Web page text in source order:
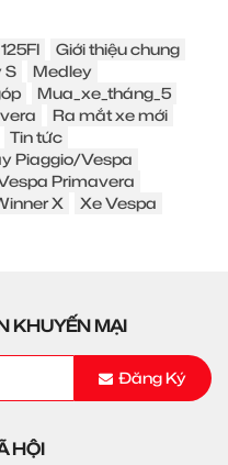
Giới thiệu chung
S
Medley
Mua_xe_tháng_5
Ra mắt xe mới
Tin tức
Piaggio/Vespa
Primavera
X Xe Vespa
KHUYẾN MẠI
Đăng Ký
HỘI